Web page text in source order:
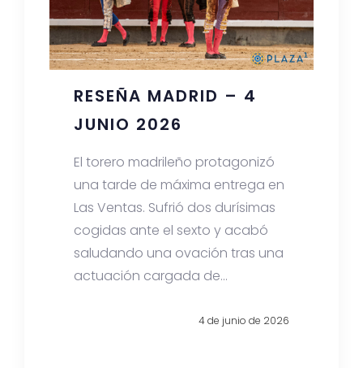
RESEÑA MADRID – 4
JUNIO 2026
El torero madrileño protagonizó
una tarde de máxima entrega en
Las Ventas. Sufrió dos durísimas
cogidas ante el sexto y acabó
saludando una ovación tras una
actuación cargada de...
4 de junio de 2026